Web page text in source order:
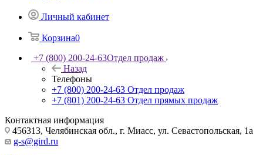
Личный кабинет
Корзина0
+7 (800) 200-24-63Отдел продаж
Назад
Телефоны
+7 (800) 200-24-63 Отдел продаж
+7 (801) 200-24-63 Отдел прямых продаж
Контактная информация
456313, Челябинская обл., г. Миасс, ул. Севастопольская, 1а
g-s@gird.ru